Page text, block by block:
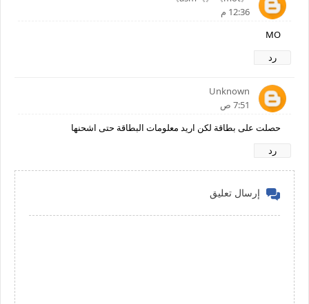
12:36 م
MO
رد
Unknown
7:51 ص
حصلت على بطاقة لكن اريد معلومات البطاقة حتى اشحنها
رد
إرسال تعليق